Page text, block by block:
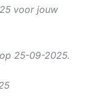
voor jouw
25-09-2025.